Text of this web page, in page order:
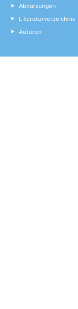
Abkürzungen
Literaturverzeichnis
Autoren